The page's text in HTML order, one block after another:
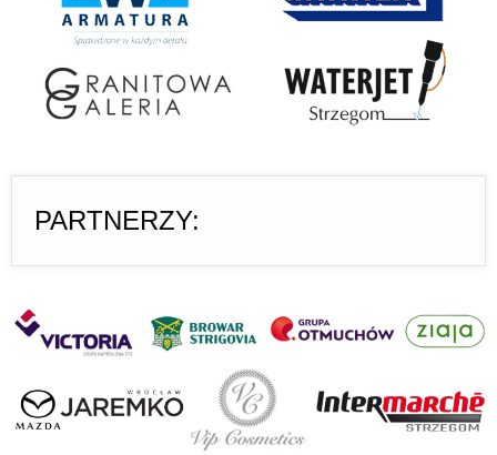
PARTNERZY: